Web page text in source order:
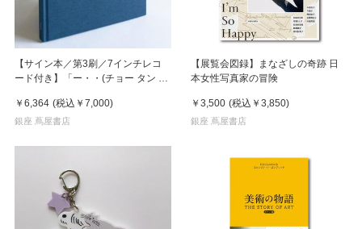
【サイン本／第3刷／7インチレコ
ード付き】「ー・・(チョー タン タ
￥6,364 (税込 ￥7,000)
銀座 蔦屋書店
【展覧会図録】まなざしの奇跡 日
本女性写真家の冒険
￥3,500 (税込 ￥3,850)
銀座 蔦屋書店